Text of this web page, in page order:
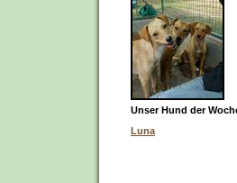
Unser Hund der
Luna